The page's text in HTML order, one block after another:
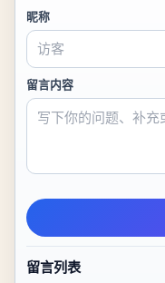
昵称
留言内容
留言列表